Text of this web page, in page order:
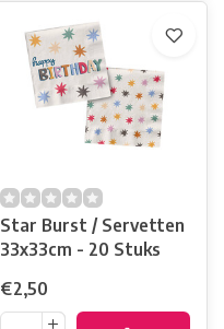
Star Burst / Servetten
33x33cm - 20 Stuks
€2,50